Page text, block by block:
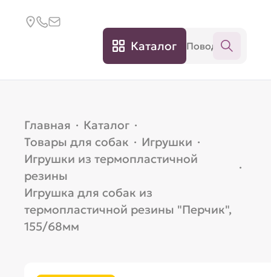
Каталог
Главная · Каталог ·
Товары для собак · Игрушки ·
Игрушки из термопластичной
резины
·
Игрушка для собак из
термопластичной резины "Перчик",
155/68мм